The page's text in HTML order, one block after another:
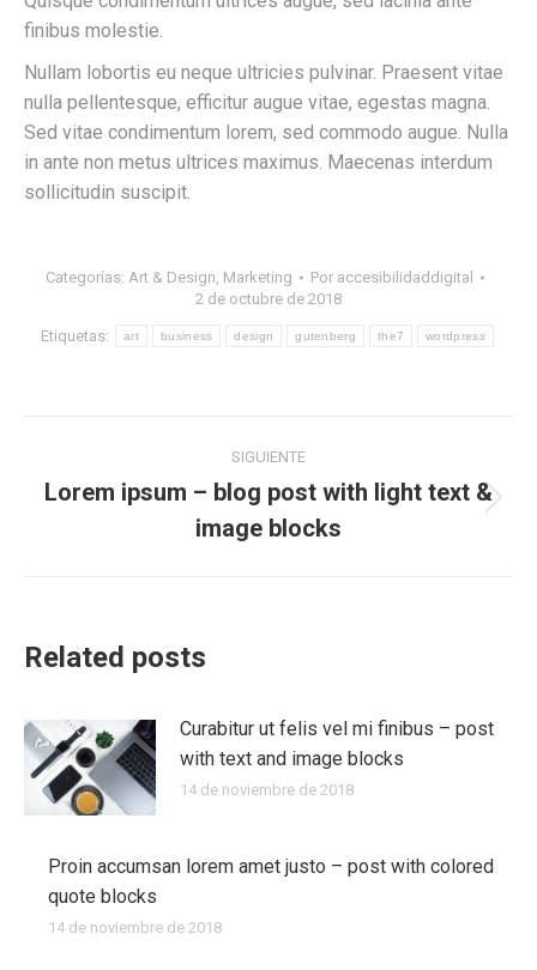
finibus molestie.
Nullam lobortis eu neque ultricies pulvinar. Praesent vitae
nulla pellentesque, efficitur augue vitae, egestas magna.
Sed vitae condimentum lorem, sed commodo augue. Nulla
in ante non metus ultrices maximus. Maecenas interdum
sollicitudin suscipit.
Categorías: Art & Design, Marketing Por accesibilidaddigital
2 de octubre de 2018
Etiquetas: art business design gutenberg the7 wordpress
Navegación
entre
publicaciones
SIGUIENTE
Publicación
siguiente:
Lorem ipsum – blog post with light text &
image blocks
Related posts
Curabitur ut felis vel mi finibus – post
with text and image blocks
14 de noviembre de 2018
Proin accumsan lorem amet justo – post with colored
quote blocks
14 de noviembre de 2018